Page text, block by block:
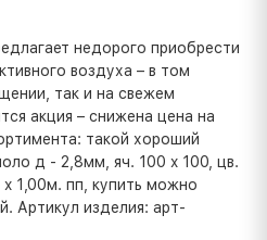
недорого приобрести
воздуха – в том
так и на свежем
акция – снижена цена на
такой хороший
д - 2,8мм, яч. 100 x 100, цв.
1,00м. пп, купить можно
Артикул изделия: арт-